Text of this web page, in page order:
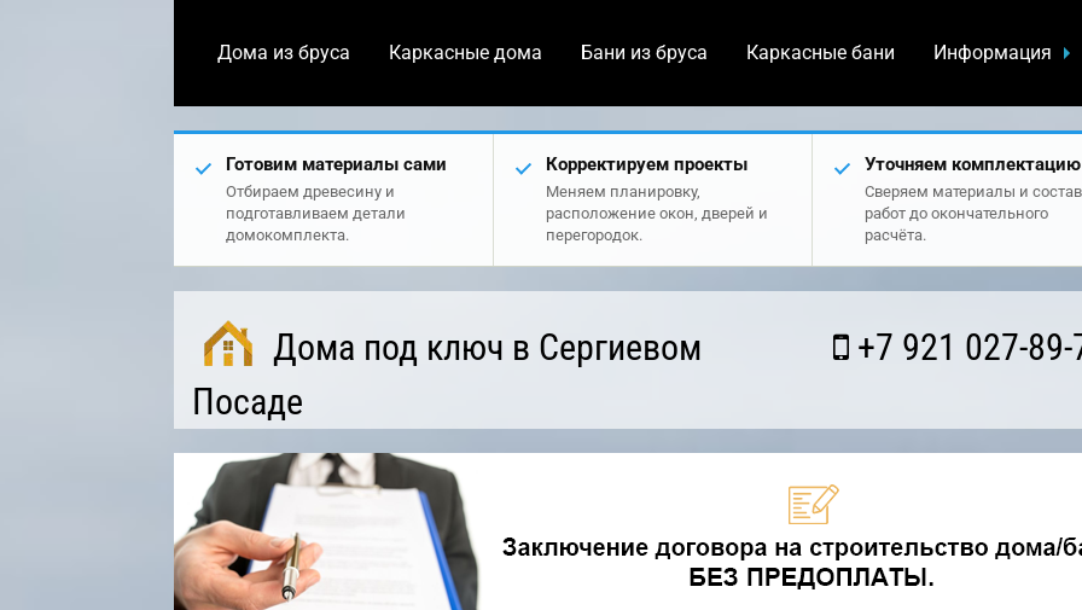
Дома из бруса Каркасные дома Бани из бруса Каркасные бани Информация
Готовим материалы сами
Отбираем древесину и
подготавливаем детали
домокомплекта.
Корректируем проекты
Меняем планировку,
расположение окон, дверей и
перегородок.
Уточняем комплектацию
Сверяем материалы и состав
работ до окончательного
расчёта.
Дома под ключ в Сергиевом
Посаде
+7 921 027-89-